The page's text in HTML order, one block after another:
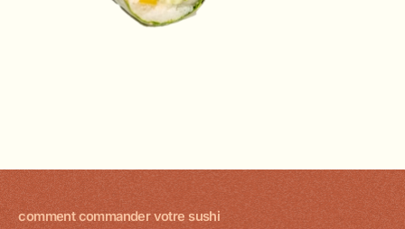
comment commander votre sushi